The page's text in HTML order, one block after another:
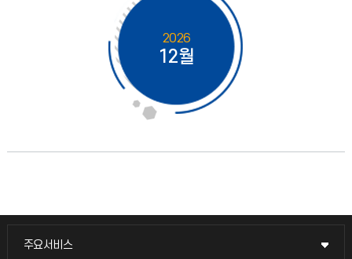
2026
12월
주요서비스
주요서비스